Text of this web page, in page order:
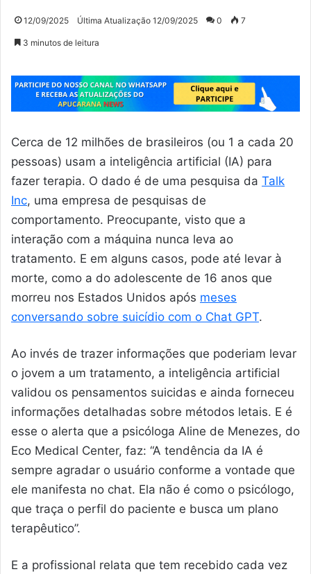
12/09/2025 Última Atualização 12/09/2025 0 7
3 minutos de leitura
Cerca de 12 milhões de brasileiros (ou 1 a cada 20
pessoas) usam a inteligência artificial (IA) para
fazer terapia. O dado é de uma pesquisa da Talk
Inc, uma empresa de pesquisas de
comportamento. Preocupante, visto que a
interação com a máquina nunca leva ao
tratamento. E em alguns casos, pode até levar à
morte, como a do adolescente de 16 anos que
morreu nos Estados Unidos após meses
conversando sobre suicídio com o Chat GPT.
Ao invés de trazer informações que poderiam levar
o jovem a um tratamento, a inteligência artificial
validou os pensamentos suicidas e ainda forneceu
informações detalhadas sobre métodos letais. E é
esse o alerta que a psicóloga Aline de Menezes, do
Eco Medical Center, faz: “A tendência da IA é
sempre agradar o usuário conforme a vontade que
ele manifesta no chat. Ela não é como o psicólogo,
que traça o perfil do paciente e busca um plano
terapêutico”.
E a profissional relata que tem recebido cada vez